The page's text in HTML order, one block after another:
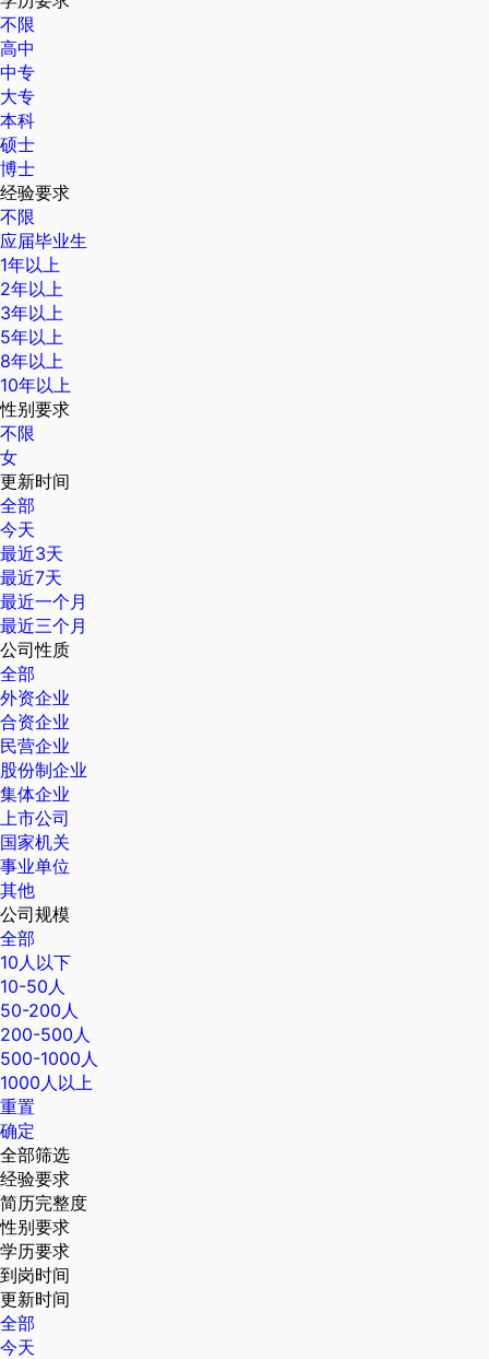
不限
高中
中专
大专
本科
硕士
博士
经验要求
不限
应届毕业生
1年以上
2年以上
3年以上
5年以上
8年以上
10年以上
性别要求
不限
女
更新时间
全部
今天
最近3天
最近7天
最近一个月
最近三个月
公司性质
全部
外资企业
合资企业
民营企业
股份制企业
集体企业
上市公司
国家机关
事业单位
其他
公司规模
全部
10人以下
10-50人
50-200人
200-500人
500-1000人
1000人以上
重置
确定
全部筛选
经验要求
简历完整度
性别要求
学历要求
到岗时间
更新时间
全部
今天